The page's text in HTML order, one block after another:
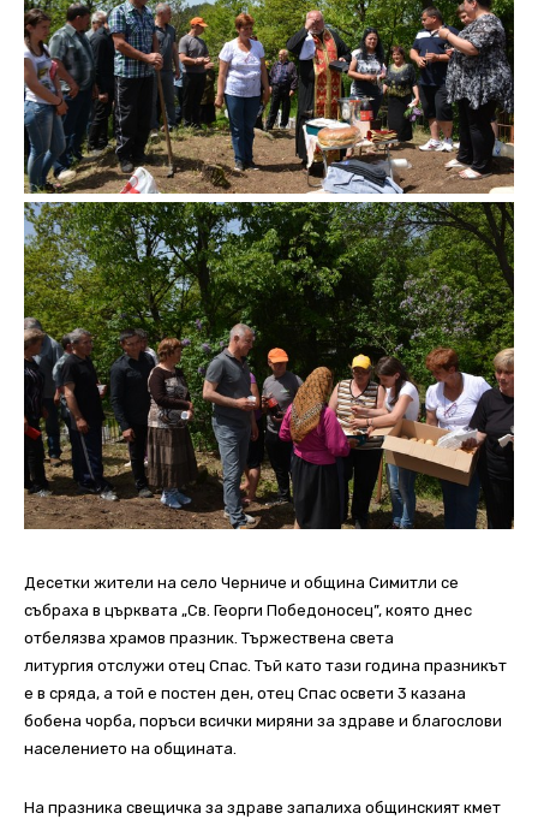
Десетки жители на село Черниче и община Симитли се
събраха в църквата „Св. Георги Победоносец”, която днес
отбелязва храмов празник. Тържествена света
литургия отслужи отец Спас. Тъй като тази година празникът
е в сряда, а той е постен ден, отец Спас освети 3 казана
бобена чорба, поръси всички миряни за здраве и благослови
населението на общината.
На празника свещичка за здраве запалиха общинският кмет